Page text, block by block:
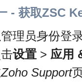
- 获取ZSC
管理员身份登
设置 > 应用
Zoho Support